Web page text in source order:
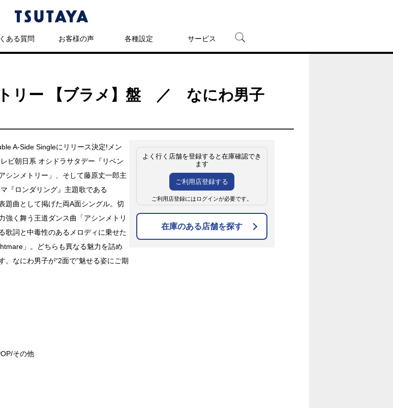
ある質問 お客様の声 各種設定 サービス
TSUTAYAプレミアムNEXT
リー 【ブラメ】盤 ／ なにわ男子
A-Side Singleにリリース決定!メン
ビ朝日系 オシドラサタデー『リベン
シンメトリー」、そして藤原丈一郎主
『ロンダリング』主題歌である
題曲として掲げた両A面シングル。切
強く舞う王道ダンス曲「アシンメトリ
歌詞と中毒性のあるメロディに乗せた
」。どちらも異なる魅力を詰め
。なにわ男子が“2面で”魅せる姿にご期
その他
よく行く店舗を登録すると在庫確認でき
ます
ご利用店登録する
ご利用店登録にはログインが必要です。
在庫のある店舗を探す